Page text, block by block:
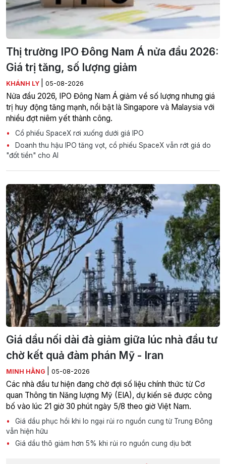
Thị trường IPO Đông Nam Á nửa đầu 2026:
Giá trị tăng, số lượng giảm
KHÁNH LY 05-08-2026
Nửa đầu 2026, IPO Đông Nam Á giảm về số lượng nhưng giá
trị huy động tăng mạnh, nổi bật là Singapore và Malaysia với
nhiều đợt niêm yết thành công.
Cổ phiếu SpaceX rơi xuống dưới giá IPO
Doanh thu hậu IPO tăng vọt, cổ phiếu SpaceX vẫn rớt giá do
"đốt tiền" cho AI
Giá dầu nối dài đà giảm giữa lúc nhà đầu tư
chờ kết quả đàm phán Mỹ - Iran
MINH HẰNG 05-08-2026
Các nhà đầu tư hiện đang chờ đợi số liệu chính thức từ Cơ
quan Thông tin Năng lượng Mỹ (EIA), dự kiến sẽ được công
bố vào lúc 21 giờ 30 phút ngày 5/8 theo giờ Việt Nam.
Giá dầu phục hồi khi lo ngại rủi ro nguồn cung từ Trung Đông
vẫn hiện hữu
Giá dầu thô giảm hơn 5% khi rủi ro nguồn cung dịu bớt